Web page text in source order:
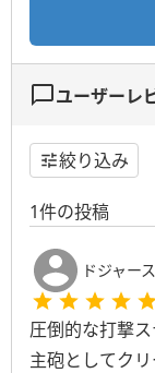
ユーザーレ
絞り込み
1件の投稿
ドジャー
圧倒的な打撃
主砲としてク